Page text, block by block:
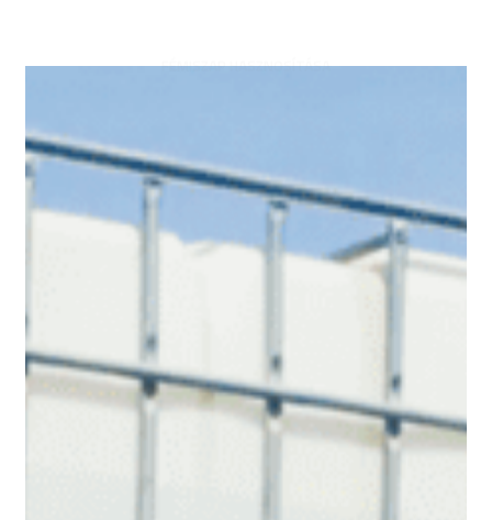
FÉMISZAP HASZNOSÍTÁSA